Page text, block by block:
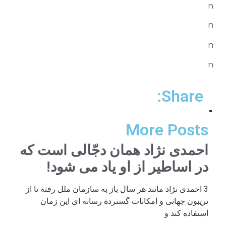
n
n
n
n
Share:
More Posts
احمدی نژاد همان دجّالی است که
در اساطیر از او یاد می شود!
3 احمدی نژاد مانند هر سال باز به سازمان ملل رفته تا از
تریبون جهانی و امکانات گستردة رسانه ای این زمان
استفاده کند و